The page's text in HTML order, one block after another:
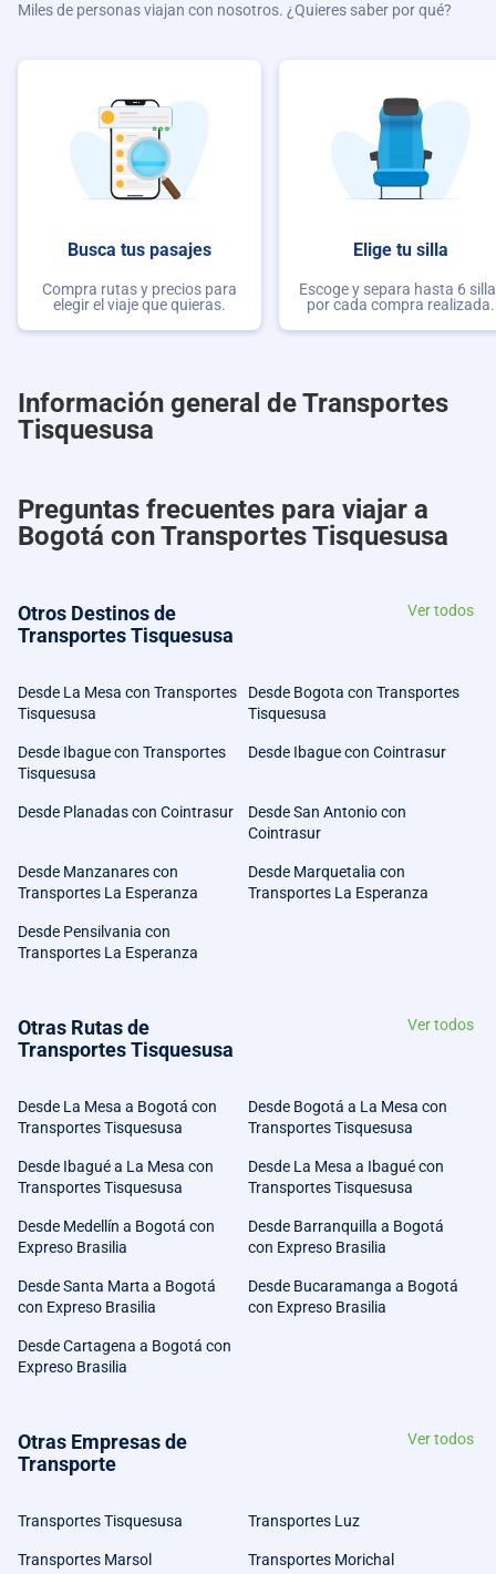
Miles de personas viajan con nosotros. ¿Quieres saber por qué?
Busca tus pasajes
Compra rutas y precios para
elegir el viaje que quieras.
Elige tu silla
Escoge y separa hasta 6
por cada compra realizada.
Información general de Transportes
Tisquesusa
Preguntas frecuentes para viajar a
Bogotá con Transportes Tisquesusa
Otros Destinos de
Transportes Tisquesusa
Ver todos
Desde La Mesa con Transportes
Tisquesusa
Desde Bogota con Transportes
Tisquesusa
Desde Ibague con Transportes
Tisquesusa
Desde Ibague con Cointrasur
Desde Planadas con Cointrasur
Desde San Antonio con
Cointrasur
Desde Manzanares con
Transportes La Esperanza
Desde Marquetalia con
Transportes La Esperanza
Desde Pensilvania con
Transportes La Esperanza
Otras Rutas de
Transportes Tisquesusa
Ver todos
Desde La Mesa a Bogotá con
Transportes Tisquesusa
Desde Bogotá a La Mesa con
Transportes Tisquesusa
Desde Ibagué a La Mesa con
Transportes Tisquesusa
Desde La Mesa a Ibagué con
Transportes Tisquesusa
Desde Medellín a Bogotá con
Expreso Brasilia
Desde Barranquilla a Bogotá
con Expreso Brasilia
Desde Santa Marta a Bogotá
con Expreso Brasilia
Desde Bucaramanga a Bogotá
con Expreso Brasilia
Desde Cartagena a Bogotá con
Expreso Brasilia
Otras Empresas de
Transporte
Ver todos
Transportes Tisquesusa Transportes Luz
Transportes Marsol Transportes Morichal